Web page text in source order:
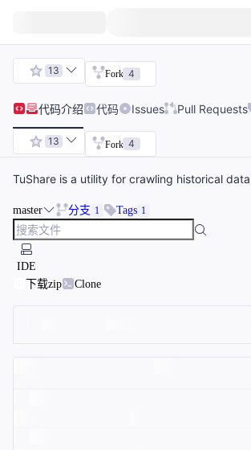
13 Fork 4
代码介绍 代码 Issues Pull Requests
13 Fork 4
TuShare is a utility for crawling historical
master 分支 1 Tags 1
IDE
下载zip
Clone